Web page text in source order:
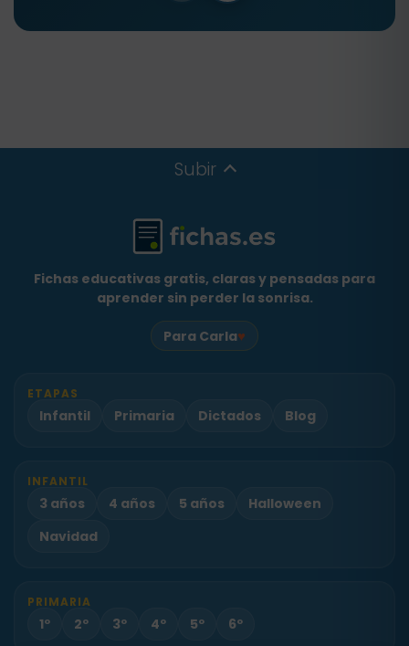
Subir
Fichas educativas gratis, claras y pensadas para
aprender sin perder la sonrisa.
Para Carla♥
ETAPAS
Infantil Primaria Dictados Blog
INFANTIL
3 años 4 años 5 años
Halloween
Navidad
PRIMARIA
1º 2º 3º 4º 5º 6º